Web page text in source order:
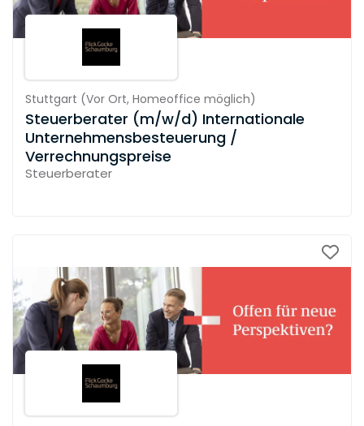
Stuttgart (Vor Ort, Homeoffice möglich)
Steuerberater (m/w/d) Internationale
Unternehmensbesteuerung /
Verrechnungspreise
Steuerberater